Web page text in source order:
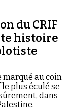
mythologie
par la
et de ses
il
du CRIF
histoire
au coin
plus éculé se
dans